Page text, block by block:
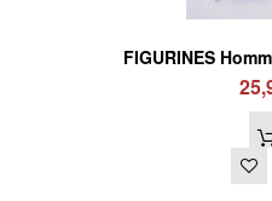
FIGURINES